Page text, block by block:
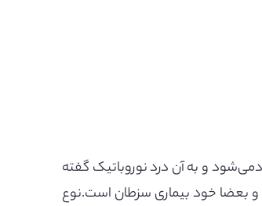
و به آن درد نوروباتیک گفته
و بعضا خود بیماری سزطان است.نوع